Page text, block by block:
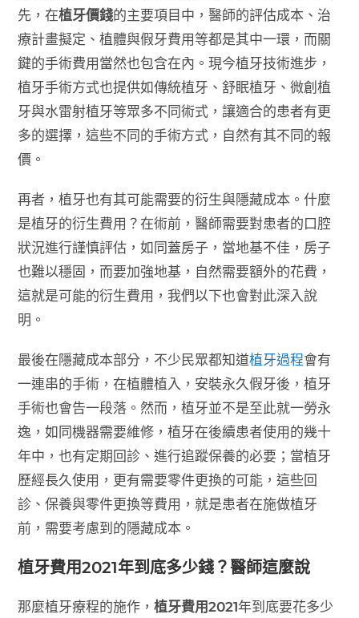
先，在植牙價錢的主要項目中，醫師的評估成本、治
療計畫擬定、植體與假牙費用等都是其中一環，而關
鍵的手術費用當然也包含在內。現今植牙技術進步，
植牙手術方式也提供如傳統植牙、舒眠植牙、微創植
牙與水雷射植牙等眾多不同術式，讓適合的患者有更
多的選擇，這些不同的手術方式，自然有其不同的報
價。
再者，植牙也有其可能需要的衍生與隱藏成本。什麼
是植牙的衍生費用？在術前，醫師需要對患者的口腔
狀況進行謹慎評估，如同蓋房子，當地基不佳，房子
也難以穩固，而要加強地基，自然需要額外的花費，
這就是可能的衍生費用，我們以下也會對此深入說
明。
最後在隱藏成本部分，不少民眾都知道植牙過程會有
一連串的手術，在植體植入，安裝永久假牙後，植牙
手術也會告一段落。然而，植牙並不是至此就一勞永
逸，如同機器需要維修，植牙在後續患者使用的幾十
年中，也有定期回診、進行追蹤保養的必要；當植牙
歷經長久使用，更有需要零件更換的可能，這些回
診、保養與零件更換等費用，就是患者在施做植牙
前，需要考慮到的隱藏成本。
植牙費用2021年到底多少錢？醫師這麼說
那麼植牙療程的施作，植牙費用2021年到底要花多少